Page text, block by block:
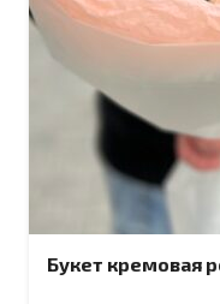
Букет кремовая